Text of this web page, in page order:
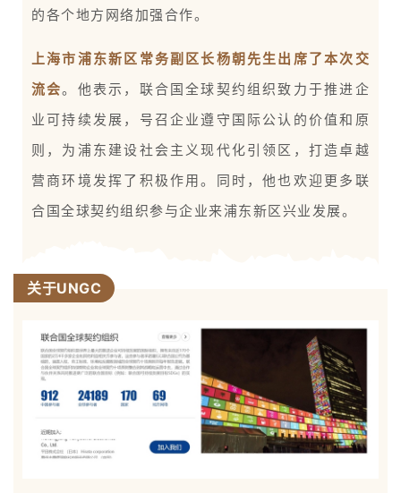
的各个地方网络加强合作。
上海市浦东新区常务副区长杨朝先生出席了本次交
流会。 他表示，联合国全球契约组织致力于推进企
业可持续发展，号召企业遵守国际公认的价值和原
则，为浦东建设社会主义现代化引领区，打造卓越
营商环境发挥了积极作用。同时，他也欢迎更多联
合国全球契约组织参与企业来浦东新区兴业发展。
关于UNGC